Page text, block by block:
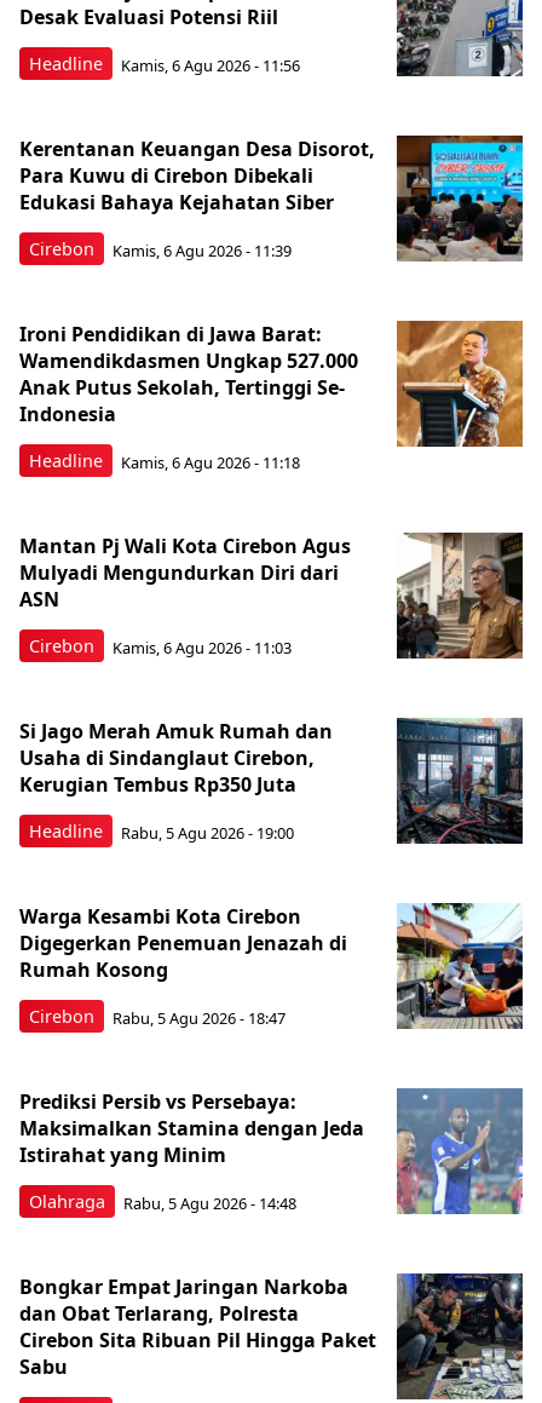
Headline
Desak Evaluasi Potensi Riil
Kamis, 6 Agu 2026 - 11:56
Cirebon
Kerentanan Keuangan Desa Disorot,
Para Kuwu di Cirebon Dibekali
Edukasi Bahaya Kejahatan Siber
Kamis, 6 Agu 2026 - 11:39
Headline
Ironi Pendidikan di Jawa Barat:
Wamendikdasmen Ungkap 527.000
Anak Putus Sekolah, Tertinggi Se-
Indonesia
Kamis, 6 Agu 2026 - 11:18
Cirebon
Mantan Pj Wali Kota Cirebon Agus
Mulyadi Mengundurkan Diri dari
ASN
Kamis, 6 Agu 2026 - 11:03
Headline
Si Jago Merah Amuk Rumah dan
Usaha di Sindanglaut Cirebon,
Kerugian Tembus Rp350 Juta
Rabu, 5 Agu 2026 - 19:00
Cirebon
Warga Kesambi Kota Cirebon
Digegerkan Penemuan Jenazah di
Rumah Kosong
Rabu, 5 Agu 2026 - 18:47
Olahraga
Prediksi Persib vs Persebaya:
Maksimalkan Stamina dengan Jeda
Istirahat yang Minim
Rabu, 5 Agu 2026 - 14:48
Bongkar Empat Jaringan Narkoba
dan Obat Terlarang, Polresta
Cirebon Sita Ribuan Pil Hingga Paket
Sabu